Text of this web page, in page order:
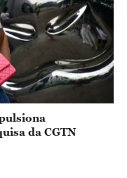
da CGTN